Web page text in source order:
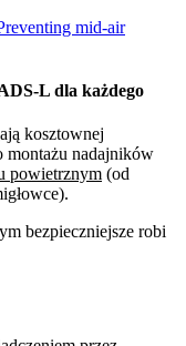
mid-air
L dla każdego
kosztownej
montażu nadajników
powietrznym (od
bezpieczniejsze robi